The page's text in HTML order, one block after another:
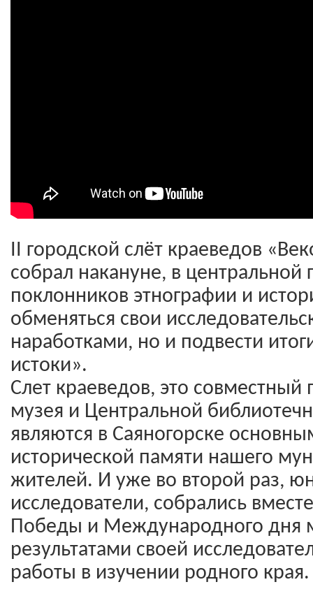
II городской слёт краеведов
собрал накануне, в центральной
поклонников этнографии и
обменяться свои
наработками, но и подвести
истоки».
Слет краеведов, это совместный
музея и Центральной
являются в Саяногорске
исторической памяти нашего
жителей. И уже во второй раз,
исследователи, собрались
Победы и Международного дня
результатами своей
работы в изучении родного края.